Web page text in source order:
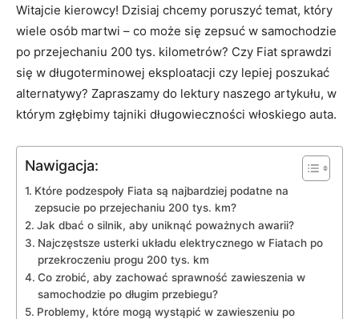
Witajcie kierowcy! Dzisiaj chcemy⁤ poruszyć temat,⁢ który
wiele osób martwi – co może się ⁤zepsuć w‌ samochodzie
po ⁤przejechaniu 200 tys. kilometrów?⁣ Czy Fiat sprawdzi
się w długoterminowej eksploatacji czy lepiej poszukać
alternatywy? Zapraszamy ⁣do ​lektury naszego ⁢artykułu, w
którym zgłębimy tajniki długowieczności‍ włoskiego auta.
Nawigacja:
Które⁢ podzespoły ⁣Fiata⁢ są najbardziej podatne na
zepsucie po‍ przejechaniu 200 tys. km?
Jak‌ dbać o silnik,⁣ aby uniknąć poważnych awarii?
Najczęstsze usterki układu elektrycznego w Fiatach ​po
⁤przekroczeniu progu 200 tys. km
Co zrobić, ⁤aby zachować sprawność⁢ zawieszenia‍ w
samochodzie po długim‌ przebiegu?
Problemy, które mogą wystąpić w⁤ zawieszeniu po